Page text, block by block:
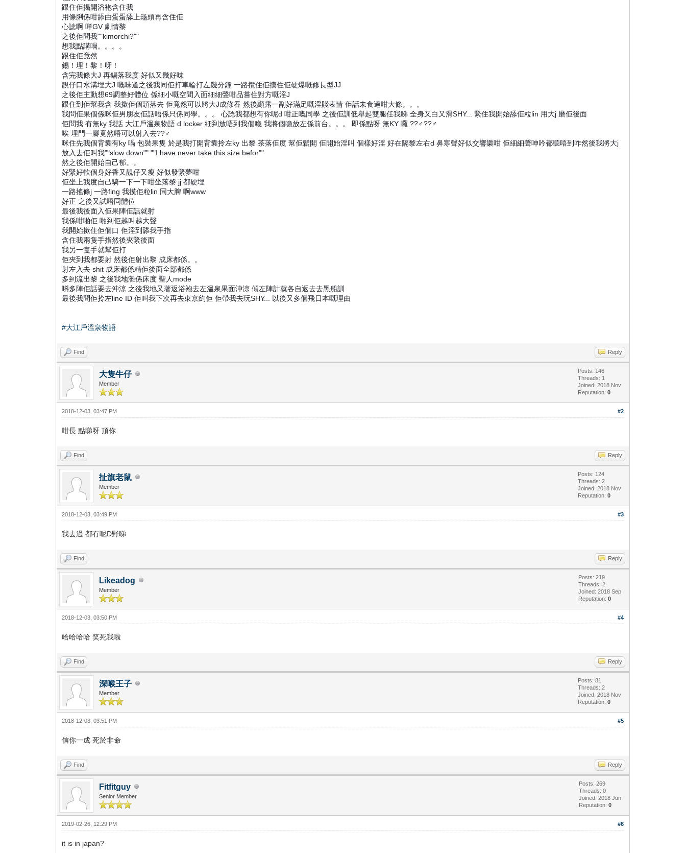
跟住佢揭開浴袍含住我
用條脷係咁舔由蛋蛋舔上龜頭再含住佢
心諗啊 咩GV 劇情黎
之後佢問我""kimorchi?""
想我點講喎。。。。
跟住佢竟然
錫！埋！黎！呀！
含完我條大J 再錫落我度 好似又幾好味
靚仔口水溝埋大J 嘅味道之後我同佢打車輪打左幾分鐘 一路攬住佢摸住佢硬爆嘅修長型JJ
之後佢主動想69調整好體位 係細小嘅空間入面細細聲咁品嘗住對方嘅淫J
跟住到佢幫我含 我撳佢個頭落去 佢竟然可以將大J成條吞 然後顯露一副好滿足嘅淫賤表情 佢話未食過咁大條。。。
我問佢果個係咪佢男朋友佢話唔係只係同學。。。 心諗我都想有你呢d 咁正嘅同學 之後佢訓低舉起雙腿任我睇 全身又白又滑SHY... 緊住我開始舔佢粒lin 用大j 磨佢後面
佢問我 有無ky 我話 大江戶溫泉物語 d locker 細到放唔到我個喼 我將個喼放左係前台。。。 即係點呀 無KY 囉 ??‍♂️??‍♂️
唉 埋門一腳竟然唔可以射入去??‍♂️
咪住先我個背囊有ky 喎 包裝果隻 於是我打開背囊拎左ky 出黎 茶落佢度 幫佢鬆開 佢開始淫叫 個樣好淫 好在隔黎左右d 鼻寒聲好似交響樂咁 佢細細聲呻吟都聽唔到咋然後我將大j
放入去佢叫我""slow down"" ""I have never take this size befor""
然之後佢開始自己郁。。
好緊好軟個身好香又靚仔又瘦 好似發緊夢咁
佢坐上我度自己騎一下一下咁坐落黎 jj 都硬埋
一路搖條j 一路fing 我摸佢粒lin 同大脾 啊www
好正 之後又試唔同體位
最後我後面入佢果陣佢話就射
我係咁啪佢 啪到佢越叫越大聲
我開始撳住佢個口 佢淫到舔我手指
含住我兩隻手指然後夾緊後面
我另一隻手就幫佢打
佢夾到我都要射 然後佢射出黎 成床都係。。
射左入去 shit 成床都係精佢後面全部都係
多到流出黎 之後我地灘係床度 聖人mode
唞多陣佢話要去沖涼 之後我地又著返浴袍去左溫泉果面沖涼 傾左陣計就各自返去去黑船訓
最後我問佢拎左line ID 佢叫我下次再去東京約佢 佢帶我去玩SHY... 以後又多個飛日本嘅理由
#大江戶溫泉物語
Find Reply
大隻牛仔
Member
Posts: 146
Threads: 1
Joined: 2018 Nov
Reputation:0
#2
2018-12-03, 03:47 PM
咁長 點睇呀 頂你
Find Reply
扯旗老鼠
Member
Posts: 124
Threads: 2
Joined: 2018 Nov
Reputation:0
#3
2018-12-03, 03:49 PM
我去過 都冇呢D野睇
Find Reply
Likeadog
Member
Posts: 219
Threads: 2
Joined: 2018 Sep
Reputation:0
#4
2018-12-03, 03:50 PM
哈哈哈哈 笑死我啦
Find Reply
深喉王子
Member
Posts: 81
Threads: 2
Joined: 2018 Nov
Reputation:0
#5
2018-12-03, 03:51 PM
信你一成 死於非命
Find Reply
Fitfitguy
Senior Member
Posts: 269
Threads: 0
Joined: 2018 Jun
Reputation:0
#6
2019-02-26, 12:29 PM
it is in japan?